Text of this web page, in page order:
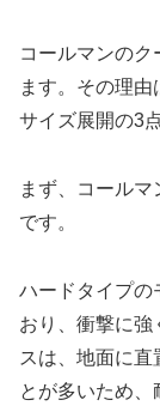
コールマンの
ます。その理
サイズ展開の3
まず、コール
です。
ハードタイプの
おり、衝撃に強
スは、地面に直
とが多いため、